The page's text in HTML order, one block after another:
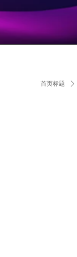
首页标题 ꄲ